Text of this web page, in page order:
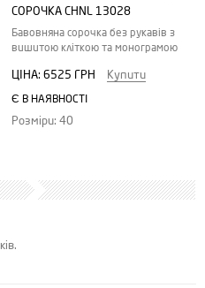
СОРОЧКА CHNL 13028
Бавовняна сорочка без рукавів з
вишитою кліткою та монограмою
ЦІНА: 6525 ГРН Купити
Є В НАЯВНОСТІ
Розміри: 40